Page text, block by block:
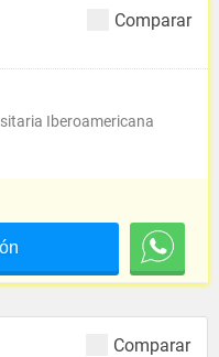
Comparar
Iberoamericana
Comparar